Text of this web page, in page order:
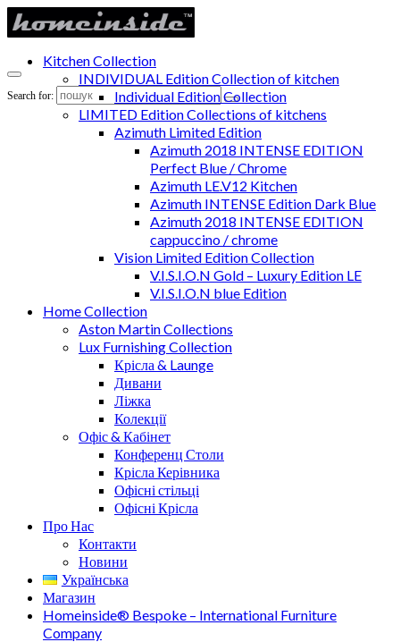
Search for:
Kitchen Collection
INDIVIDUAL Edition Collection of kitchen
Individual Edition Collection
LIMITED Edition Collections of kitchens
Azimuth Limited Edition
Azimuth 2018 INTENSE EDITION
Perfect Blue / Chrome
Azimuth LE.V12 Kitchen
Azimuth INTENSE Edition Dark Blue
Azimuth 2018 INTENSE EDITION
cappuccino / chrome
Vision Limited Edition Collection
V.I.S.I.O.N Gold – Luxury Edition LE
V.I.S.I.O.N blue Edition
Home Collection
Aston Martin Collections
Lux Furnishing Collection
Крісла & Launge
Дивани
Ліжка
Колекції
Офіс & Кабінет
Конференц Столи
Крісла Керівника
Офісні стільці
Офісні Крісла
Про Нас
Контакти
Новини
Українська
Магазин
Homeinside® Bespoke – International Furniture
Company